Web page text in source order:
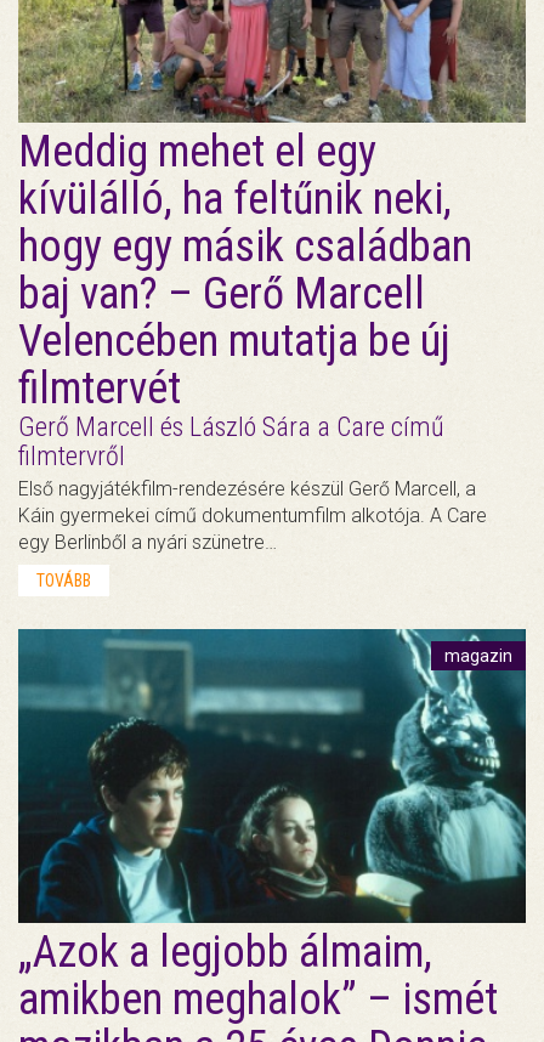
Meddig mehet el egy
kívülálló, ha feltűnik neki,
hogy egy másik családban
baj van? – Gerő Marcell
Velencében mutatja be új
filmtervét
Gerő Marcell és László Sára a Care című
filmtervről
Első nagyjátékfilm-rendezésére készül Gerő Marcell, a
Káin gyermekei című dokumentumfilm alkotója. A Care
egy Berlinből a nyári szünetre…
TOVÁBB
magazin
„Azok a legjobb álmaim,
amikben meghalok” – ismét